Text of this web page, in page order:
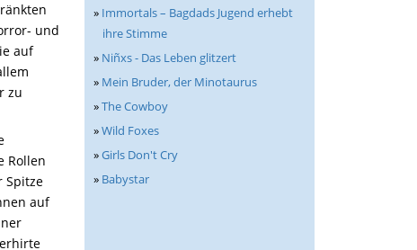
und
auf
zu
Rollen
Spitze
auf
» Immortals – Bagdads Jugend erhebt
ihre Stimme
» Niñxs - Das Leben glitzert
» Mein Bruder, der Minotaurus
»The Cowboy
»Wild Foxes
»Girls Don't Cry
» Babystar